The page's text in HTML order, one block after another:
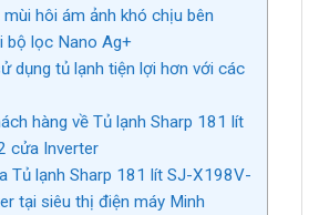
mùi hôi ám ảnh khó chịu bên
bộ lọc Nano Ag+
dụng tủ lạnh tiện lợi hơn với các
hàng về Tủ lạnh Sharp 181 lít
cửa Inverter
Tủ lạnh Sharp 181 lít SJ-X198V-
tại siêu thị điện máy Minh